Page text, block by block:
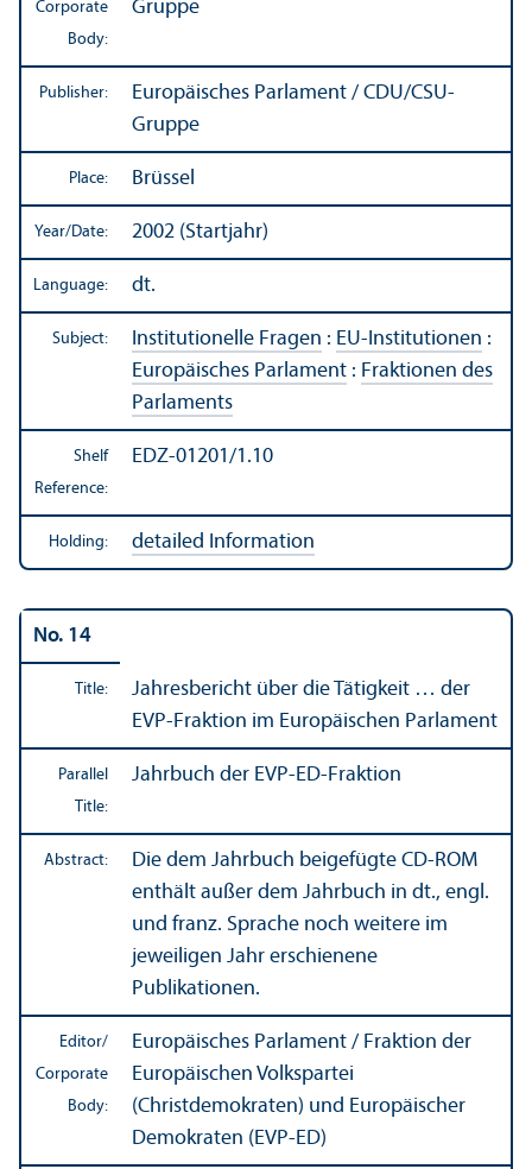
Corporate
Body:
Gruppe
Publisher: Europäisches Parlament / CDU/CSU-
Gruppe
Place: Brüssel
Year/Date: 2002 (Startjahr)
Language: dt.
Subject: Institutionelle Fragen : EU-Institutionen :
Europäisches Parlament : Fraktionen des
Parlaments
Shelf
Reference:
EDZ-01201/1.10
Holding: detailed Information
No. 14
Title:
Jahresbericht über die Tätigkeit … der
EVP-Fraktion im Europäischen Parlament
Parallel
Title:
Jahrbuch der EVP-ED-Fraktion
Abstract:
Die dem Jahrbuch beigefügte CD-ROM
enthält außer dem Jahrbuch in dt., engl.
und franz. Sprache noch weitere im
jeweiligen Jahr erschienene
Publikationen.
Editor/
Corporate
Body:
Europäisches Parlament / Fraktion der
Europäischen Volkspartei
(Christdemokraten) und Europäischer
Demokraten (EVP-ED)